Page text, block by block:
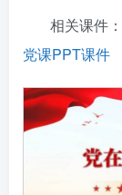
相关课件：
党课PPT课件